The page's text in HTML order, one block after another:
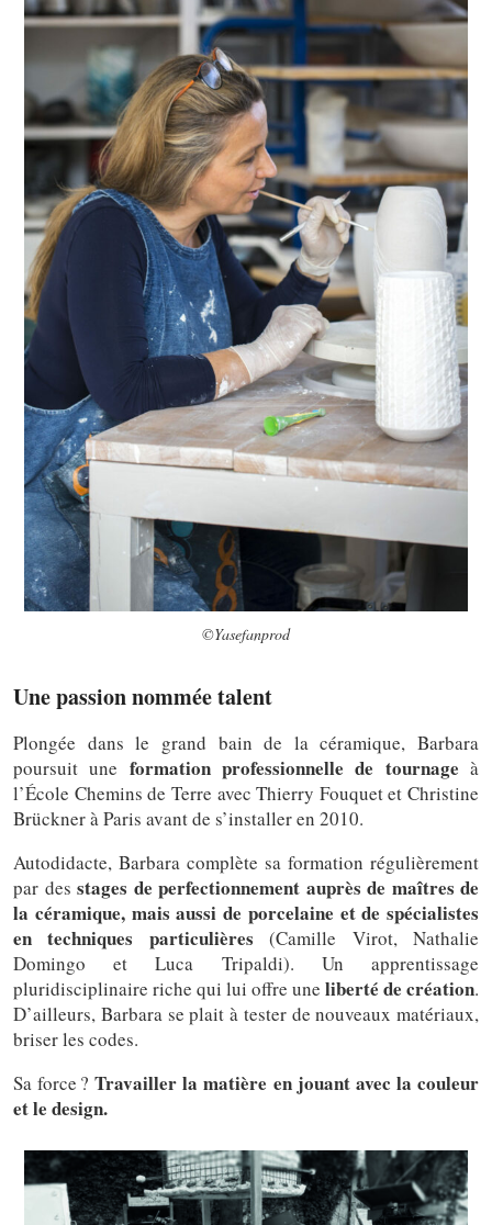
©Yasefanprod
Une passion nommée talent
Plongée dans le grand bain de la céramique, Barbara
poursuit une formation professionnelle de tournage à
l’École Chemins de Terre avec Thierry Fouquet et Christine
Brückner à Paris avant de s’installer en 2010.
Autodidacte, Barbara complète sa formation régulièrement
par des stages de perfectionnement auprès de maîtres de
la céramique, mais aussi de porcelaine et de spécialistes
en techniques particulières (Camille Virot, Nathalie
Domingo et Luca Tripaldi). Un apprentissage
pluridisciplinaire riche qui lui offre une liberté de création.
D’ailleurs, Barbara se plait à tester de nouveaux matériaux,
briser les codes.
Sa force ?Travailler la matière en jouant avec la couleur
et le design.